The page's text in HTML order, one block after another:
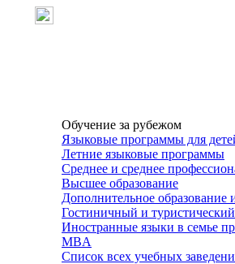
Обучение за рубежом
Языковые программы для
Летние языковые программы
Среднее и среднее
Высшее образование
Дополнительное
Гостиничный и
Иностранные языки в семье
MBA
Список всех учебных